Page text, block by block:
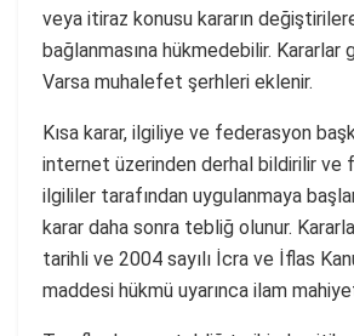
veya itiraz konusu kararın
bağlanmasına hükmedebilir. Kararlar
Varsa muhalefet şerhleri eklenir.
Kısa karar, ilgiliye ve federasyon
internet üzerinden derhal bildirilir ve
ilgililer tarafından uygulanmaya
karar daha sonra tebliğ olunur.
tarihli ve 2004 sayılı İcra ve İflas
maddesi hükmü uyarınca ilam